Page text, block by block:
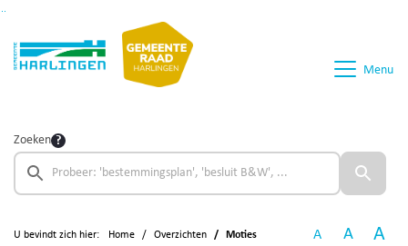
Menu
Zoeken
U bevindt zich hier: Home Overzichten Moties A A A